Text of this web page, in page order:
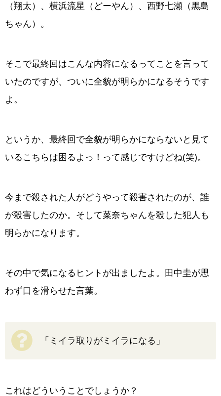
（翔太）、横浜流星（どーやん）、西野七瀬（黒島
ちゃん）。
そこで最終回はこんな内容になるってことを言って
いたのですが、ついに全貌が明らかになるそうです
よ。
というか、最終回で全貌が明らかにならないと見て
いるこちらは困るよっ！って感じですけどね(笑)。
今まで殺された人がどうやって殺害されたのが、誰
が殺害したのか。そして菜奈ちゃんを殺した犯人も
明らかになります。
その中で気になるヒントが出ましたよ。田中圭が思
わず口を滑らせた言葉。
「ミイラ取りがミイラになる」
これはどういうことでしょうか？